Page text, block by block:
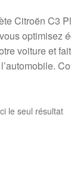
Citroën C3
optimisez
voiture et
le seul résultat